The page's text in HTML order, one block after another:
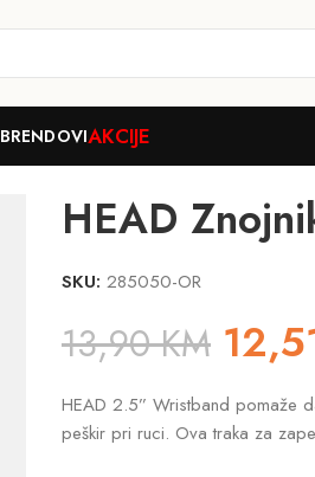
BRENDOVIAKCIJE
HEAD
SKU: 285050-OR
13,90KM
HEAD 2.5” Wristband pomaže
peškir pri ruci. Ova traka za